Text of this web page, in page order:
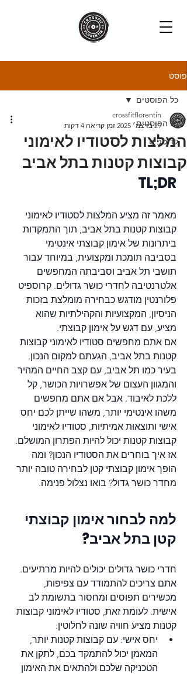
פוסט
כל הפוסטים
קרוספיט
כל הפוסטים
המלצות לסטודיו לאימוני
קבוצות קטנות בתל אביב
crossfitflorentin
29 בדצמ׳ 2025
זמן קריאה 4 דקות
TL;DR
מאמר זה מציע המלצות לסטודיו לאימוני
קבוצות קטנות בתל אביב, תוך התמקדות
ביתרונות של אימון קבוצתי אינטימי
בסביבה תומכת ומקצועית, במיוחד עבור
תושבי תל אביב וסביבתה המחפשים
אלטרנטיבה לחדרי כושר גדולים. קרוספיט
פלורנטין מודגש כבחירה מומלצת בזכות
הניסיון, המקצועיות והקהילתיות שהוא
מציע, עם דגש על אימון קבוצתי.
אם אתם מחפשים סטודיו לאימוני קבוצות
קטנות בתל אביב, הגעתם למקום הנכון.
בעיר כמו תל אביב, עם קצב החיים המהיר
והמגוון העצום של אפשרויות הכושר, קל
ללכת לאיבוד. אבל אם אתם מחפשים
משהו אינטימי יותר, משהו שייתן לכם יחס
אישי ותוצאות אמיתיות, סטודיו לאימוני
קבוצות קטנות יכול להיות הפתרון המושלם.
אז איך בוחרים את הסטודיו הנכון? ומה
הופך אימון קבוצתי קטן לבחירה טובה יותר
מחדר כושר גדול? בואו נצלול פנימה.
למה לבחור אימון קבוצתי
קטן בתל אביב?
חדרי כושר גדולים יכולים להיות מרתיעים.
אתם צריכים להתמודד עם צפיפות,
מכשירים תפוסים ומחסור בתשומת לב
אישית. לעומת זאת, סטודיו לאימוני קבוצות
קטנות מציע חוויה שונה לחלוטין:
יחס אישי: עם קבוצות קטנות יותר,
המאמן יכול להתמקד בכם, לתקן את
הטכניקה שלכם ולהתאים את האימון